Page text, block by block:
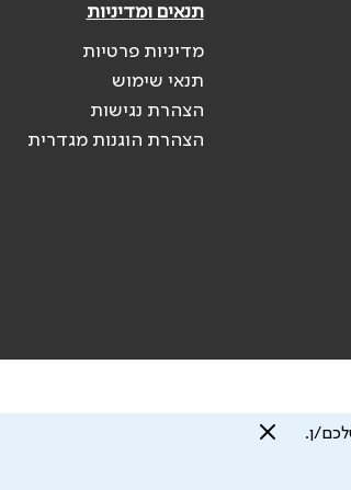
תנאים ומדיניות
מדיניות פרטיות
תנאי שימוש
הצהרת נגישות
הצהרת הוגנות מגדרית
ן.